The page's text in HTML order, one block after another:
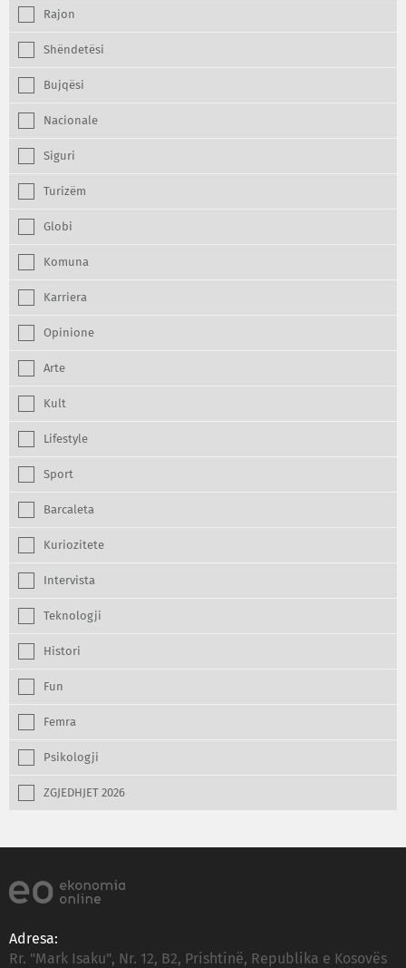
Rajon
Shëndetësi
Bujqësi
Nacionale
Siguri
Turizëm
Globi
Komuna
Karriera
Opinione
Arte
Kult
Lifestyle
Sport
Barcaleta
Kuriozitete
Intervista
Teknologji
Histori
Fun
Femra
Psikologji
ZGJEDHJET 2026
Adresa:
Rr. "Mark Isaku", Nr. 12, B2, Prishtinë, Republika e Kosovës